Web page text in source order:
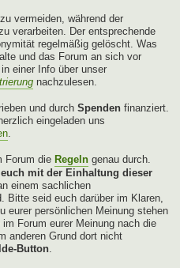
vermeiden, während der
verarbeiten. Der entsprechende
regelmäßig gelöscht. Was
und das Forum an sich vor
einer Info über unser
nachzulesen.
und durch Spenden finanziert.
eingeladen uns
.
Forum die Regeln genau durch.
mit der Einhaltung dieser
einem sachlichen
Bitte seid euch darüber im Klaren,
eurer persönlichen Meinung stehen
Forum eurer Meinung nach die
anderen Grund dort nicht
Button.